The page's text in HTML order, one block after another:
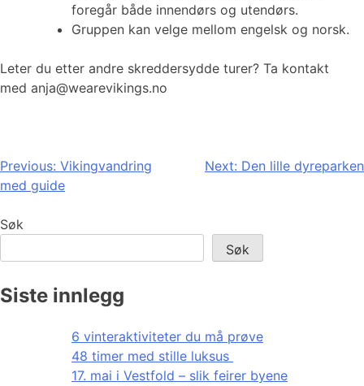
foregår både innendørs og utendørs.
Gruppen kan velge mellom engelsk og norsk.
Leter du etter andre skreddersydde turer? Ta kontakt
med anja@wearevikings.no
Innleggsnavigasjon
Previous: Vikingvandring
med guide
Next: Den lille dyreparken
Søk
Søk
Siste innlegg
6 vinteraktiviteter du må prøve
48 timer med stille luksus
17. mai i Vestfold – slik feirer byene